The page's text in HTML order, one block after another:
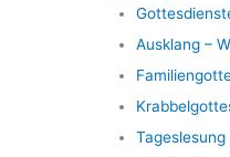
Ausklang –